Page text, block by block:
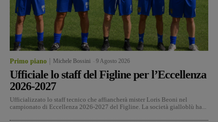
Primo piano Michele Bossini 9 Agosto 2026
Ufficiale lo staff del Figline per l’Eccellenza
2026-2027
Ufficializzato lo staff tecnico che affiancherà mister Loris Beoni nel
campionato di Eccellenza 2026-2027 del Figline. La società gialloblù ha...